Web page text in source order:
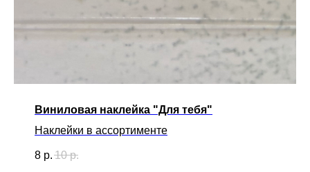
Виниловая наклейка "Для тебя"
Наклейки в ассортименте
8 р. 10 р.